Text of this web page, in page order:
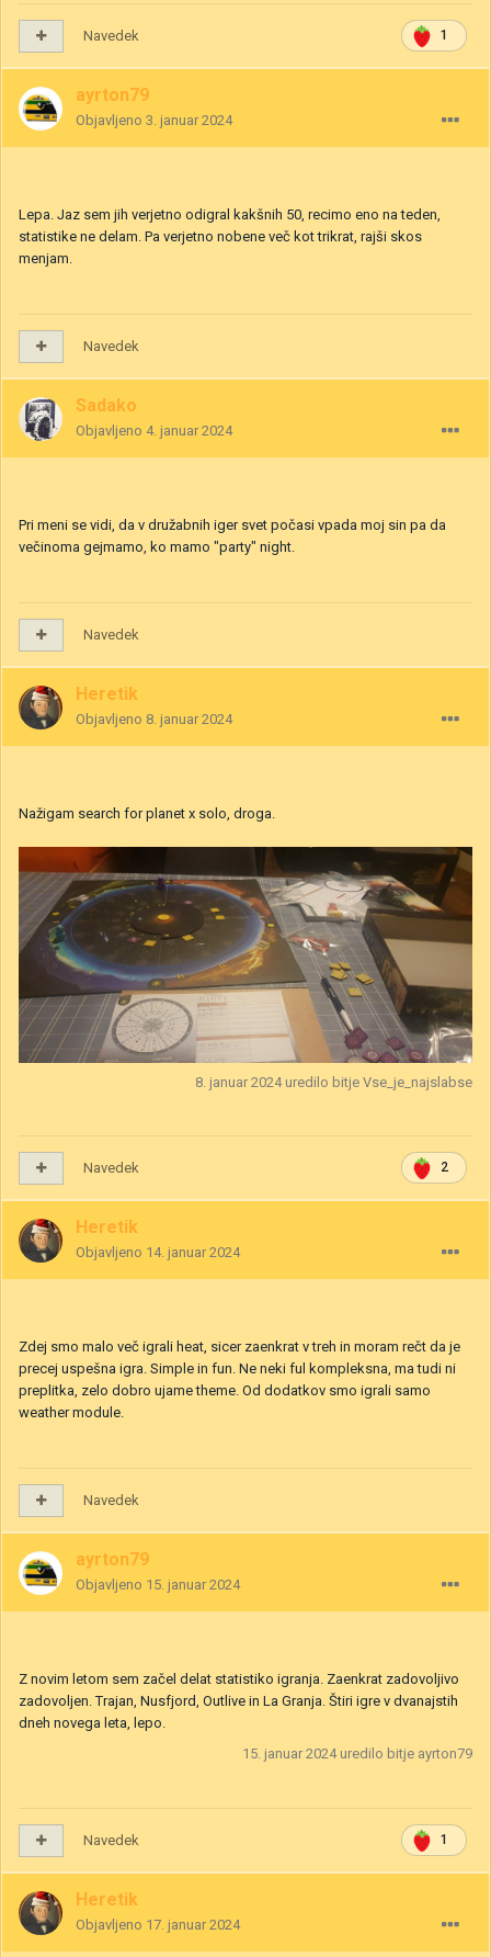
1
Navedek
ayrton79
Objavljeno 3. januar 2024
Lepa. Jaz sem jih verjetno odigral kakšnih 50, recimo eno na teden,
statistike ne delam. Pa verjetno nobene več kot trikrat, rajši skos
menjam.
Navedek
Sadako
Objavljeno 4. januar 2024
Pri meni se vidi, da v družabnih iger svet počasi vpada moj sin pa da
večinoma gejmamo, ko mamo "party" night.
Navedek
Heretik
Objavljeno 8. januar 2024
Nažigam search for planet x solo, droga.
8. januar 2024uredilo bitje Vse_je_najslabse
2
Navedek
Heretik
Objavljeno 14. januar 2024
Zdej smo malo več igrali heat, sicer zaenkrat v treh in moram rečt da je
precej uspešna igra. Simple in fun. Ne neki ful kompleksna, ma tudi ni
preplitka, zelo dobro ujame theme. Od dodatkov smo igrali samo
weather module.
Navedek
ayrton79
Objavljeno 15. januar 2024
Z novim letom sem začel delat statistiko igranja. Zaenkrat zadovoljivo
zadovoljen. Trajan, Nusfjord, Outlive in La Granja. Štiri igre v dvanajstih
dneh novega leta, lepo.
15. januar 2024uredilo bitje ayrton79
1
Navedek
Heretik
Objavljeno 17. januar 2024